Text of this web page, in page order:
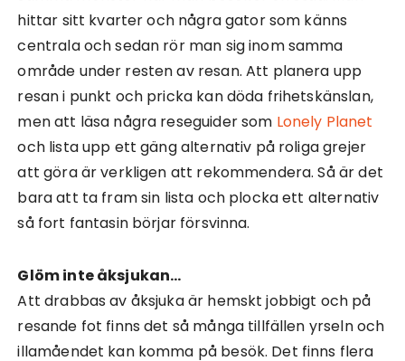
hittar sitt kvarter och några gator som känns
centrala och sedan rör man sig inom samma
område under resten av resan. Att planera upp
resan i punkt och pricka kan döda frihetskänslan,
men att läsa några reseguider som Lonely Planet
och lista upp ett gäng alternativ på roliga grejer
att göra är verkligen att rekommendera. Så är det
bara att ta fram sin lista och plocka ett alternativ
så fort fantasin börjar försvinna.
Glöm inte åksjukan…
Att drabbas av åksjuka är hemskt jobbigt och på
resande fot finns det så många tillfällen yrseln och
illamåendet kan komma på besök. Det finns flera